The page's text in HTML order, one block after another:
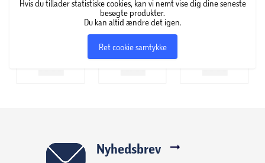
Størrelse: Lille
Hvis du tillader statistiske cookies, kan vi nemt vise dig dine seneste
besøgte produkter.
Du kan altid ændre det igen.
Ret cookie samtykke
Nyhedsbrev